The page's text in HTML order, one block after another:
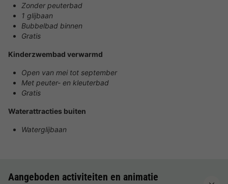
Zonder peuterbad
1 glijbaan
Bubbelbad binnen
Gratis
Kinderzwembad verwarmd
Open van mei tot september
Met peuter- en kleuterbad
Gratis
Waterattracties buiten
Waterglijbaan
Aangeboden activiteiten en animatie